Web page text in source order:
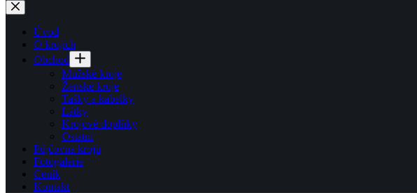
Úvod
O krojích
Obchod
Mužské kroje
Ženské kroje
Tašky a kabelky
Látky
Krojové doplňky
Ostatní
Půjčovna krojů
Fotogalerie
Ceník
Kontakt